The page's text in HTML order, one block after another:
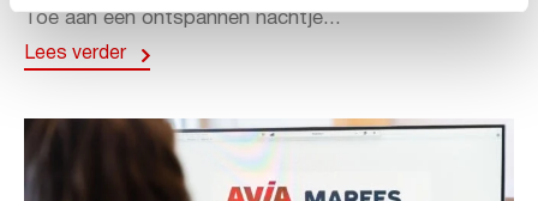
Toe aan een ontspannen nachtje...
Lees verder